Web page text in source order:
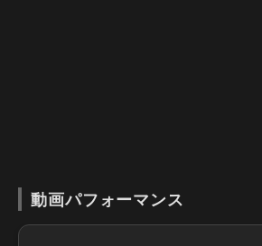
動画パフォーマンス